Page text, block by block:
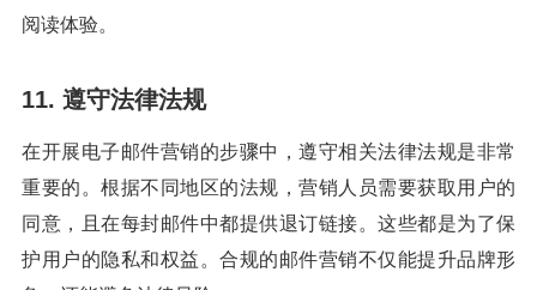
阅读体验。
11. 遵守法律法规
在开展电子邮件营销的步骤中，遵守相关法律法规是非常
重要的。根据不同地区的法规，营销人员需要获取用户的
同意，且在每封邮件中都提供退订链接。这些都是为了保
护用户的隐私和权益。合规的邮件营销不仅能提升品牌形